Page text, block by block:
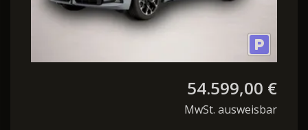
54.599,00 €
MwSt. ausweisbar